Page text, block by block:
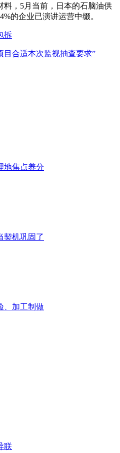
料，5月当前，日本的石脑油供
的企业已演讲运营中缀。
拆
目合适本次监视抽查要求”
地焦点养分
契机巩固了
、加工制做
联